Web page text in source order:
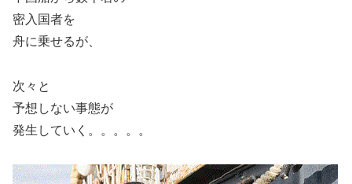
密入国者を
舟に乗せるが、
次々と
予想しない事態が
発生していく。。。。。